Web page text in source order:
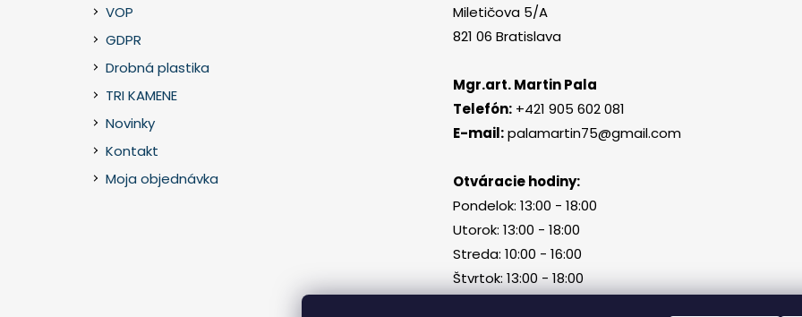
VOP
GDPR
Drobná plastika
TRI KAMENE
Novinky
Kontakt
Moja objednávka
Miletičova 5/A
821 06 Bratislava
Mgr.art. Martin Pala
Telefón: +421 905 602 081
E-mail: palamartin75@gmail.com
Otváracie hodiny:
Pondelok: 13:00 - 18:00
Utorok: 13:00 - 18:00
Streda: 10:00 - 16:00
Štvrtok: 13:00 - 18:00